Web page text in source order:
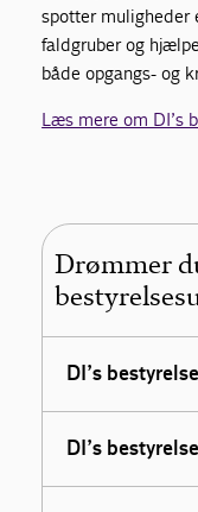
spotter muligheder
faldgruber og
både opgangs- og
Læs mere om DI’s
Drømmer
DI’s
DI’s